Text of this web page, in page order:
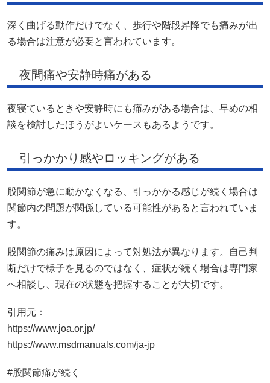
深く曲げる動作だけでなく、歩行や階段昇降でも痛みが出
る場合は注意が必要と言われています。
夜間痛や安静時痛がある
夜寝ているときや安静時にも痛みがある場合は、早めの相
談を検討したほうがよいケースもあるようです。
引っかかり感やロッキングがある
股関節が急に動かなくなる、引っかかる感じが続く場合は
関節内の問題が関係している可能性があると言われていま
す。
股関節の痛みは原因によって対処法が異なります。自己判
断だけで様子を見るのではなく、症状が続く場合は専門家
へ相談し、現在の状態を把握することが大切です。
引用元：
https://www.joa.or.jp/
https://www.msdmanuals.com/ja-jp
#股関節痛が続く